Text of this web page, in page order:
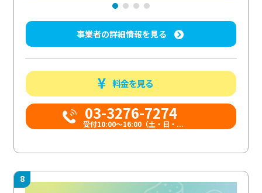
事業者の詳細情報を見る
料金を見る
03-3276-7274
受付10:00〜16:00（土・日・...
8